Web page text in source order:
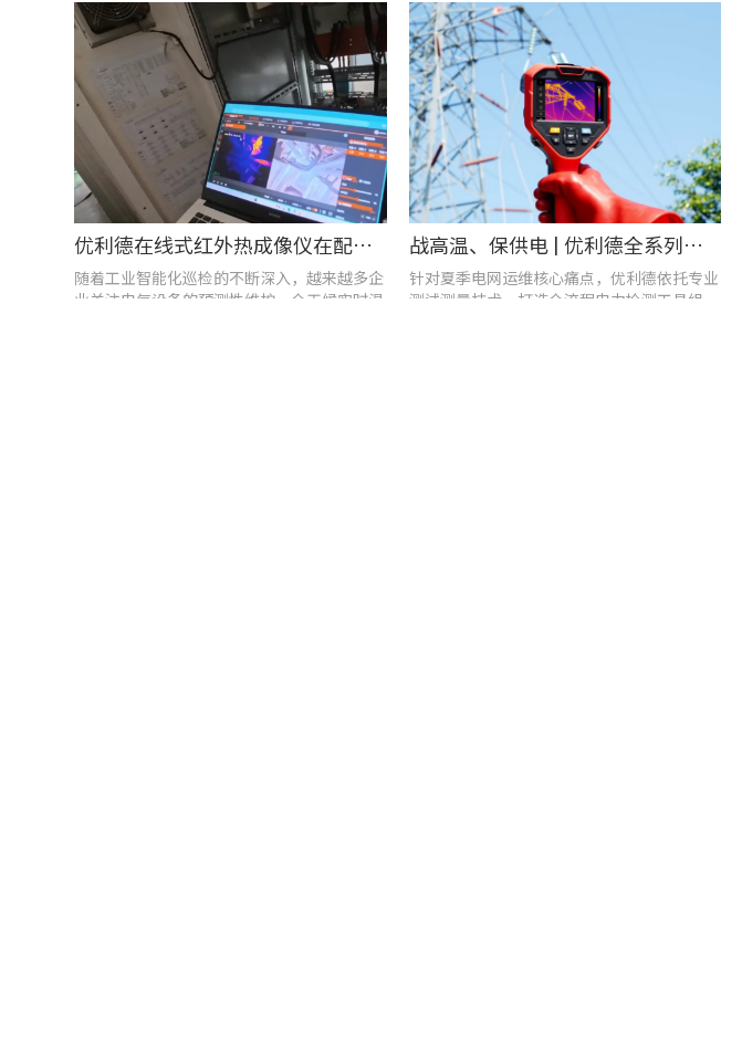
优利德在线式红外热成像仪在配电柜运维中的实测应用(系列篇)
随着工业智能化巡检的不断深入，越来越多企
业关注电气设备的预测性维护、全天候实时温
战高温、保供电 | 优利德全系列电力运维检测工具，助力夏季电网运维更高效
针对夏季电网运维核心痛点，优利德依托专业
测试测量技术，打造全流程电力检测工具组